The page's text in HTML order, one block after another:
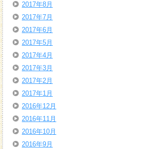
2017年8月
2017年7月
2017年6月
2017年5月
2017年4月
2017年3月
2017年2月
2017年1月
2016年12月
2016年11月
2016年10月
2016年9月